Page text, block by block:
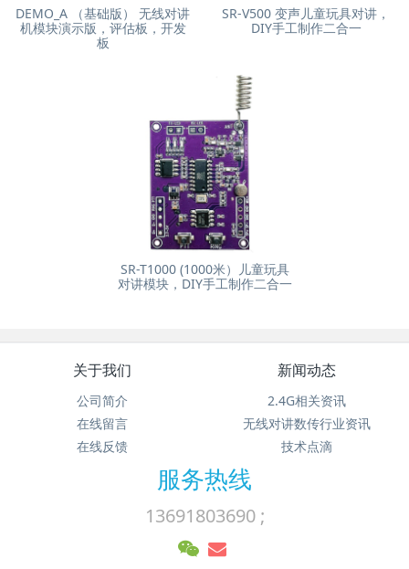
DEMO_A （基础版） 无线对讲
机模块演示版，评估板，开发
板
SR-V500 变声儿童玩具对讲，
DIY手工制作二合一
SR-T1000 (1000米）儿童玩具
对讲模块，DIY手工制作二合一
关于我们
公司简介
在线留言
在线反馈
新闻动态
2.4G相关资讯
无线对讲数传行业资讯
技术点滴
服务热线
13691803690 ;